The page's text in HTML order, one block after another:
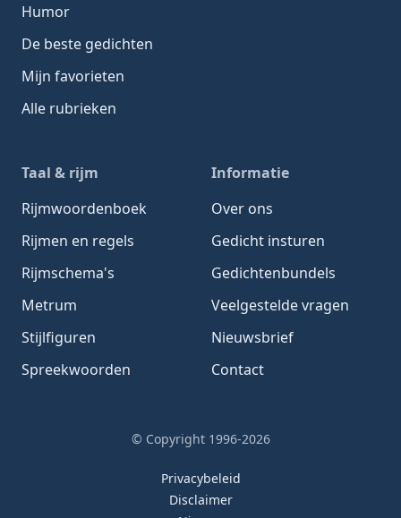
Humor
De beste gedichten
Mijn favorieten
Alle rubrieken
Taal & rijm
Rijmwoordenboek
Rijmen en regels
Rijmschema's
Metrum
Stijlfiguren
Spreekwoorden
Informatie
Over ons
Gedicht insturen
Gedichtenbundels
Veelgestelde vragen
Nieuwsbrief
Contact
© Copyright 1996-2026
Privacybeleid
Disclaimer